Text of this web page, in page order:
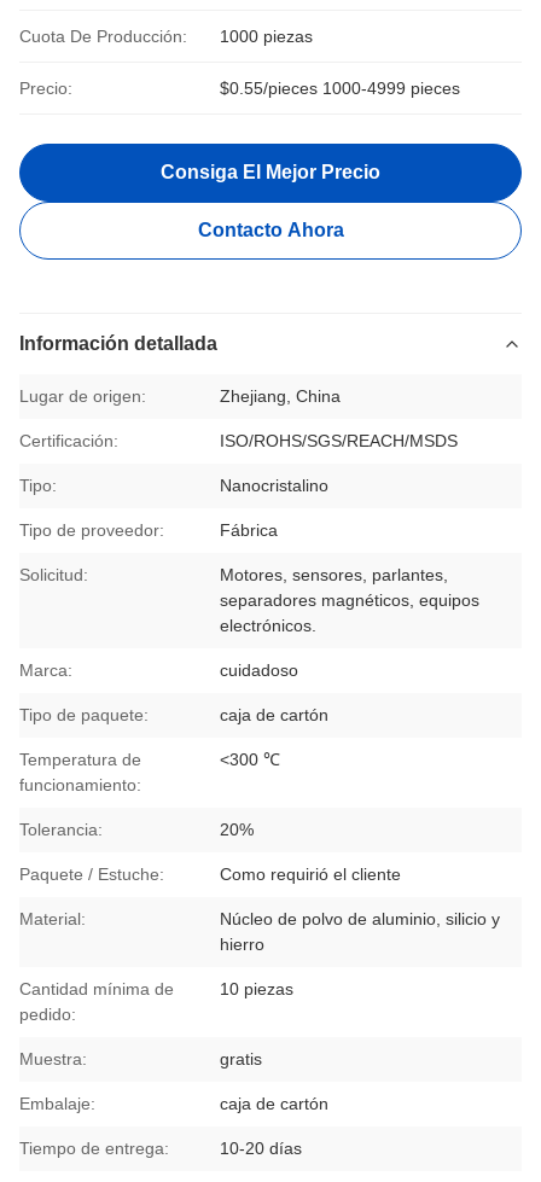
Cuota De Producción: 1000 piezas
Precio: $0.55/pieces 1000-4999 pieces
Consiga El Mejor Precio
Contacto Ahora
Información detallada
Lugar de origen: Zhejiang, China
Certificación: ISO/ROHS/SGS/REACH/MSDS
Tipo: Nanocristalino
Tipo de proveedor: Fábrica
Solicitud:
Motores, sensores, parlantes,
separadores magnéticos, equipos
electrónicos.
Marca: cuidadoso
Tipo de paquete: caja de cartón
Temperatura de
funcionamiento:
<300 ℃
Tolerancia: 20%
Paquete / Estuche: Como requirió el cliente
Material:
Núcleo de polvo de aluminio, silicio y
hierro
Cantidad mínima de
pedido:
10 piezas
Muestra: gratis
Embalaje: caja de cartón
Tiempo de entrega: 10-20 días